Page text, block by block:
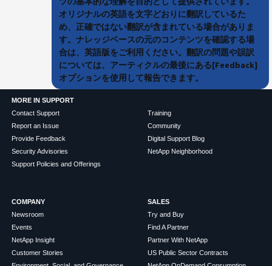
オリジナルの英語を文字どおりに翻訳しているた
め、正確ではない翻訳が含まれている場合がありま
す。ナレッジベースの元のコンテンツを確認する場
合は、英語版をご利用ください。翻訳の問題や誤訳
については、アーティクルの最後にある[Feedback]
オプションを使用して報告できます。
MORE IN SUPPORT
Contact Support
Report an Issue
Provide Feedback
Security Advisories
Support Policies and Offerings
Training
Community
Digital Support Blog
NetApp Neighborhood
COMPANY
Newsroom
Events
NetApp Insight
Customer Stories
SALES
Try and Buy
Find A Partner
Partner With NetApp
US Public Sector Contracts